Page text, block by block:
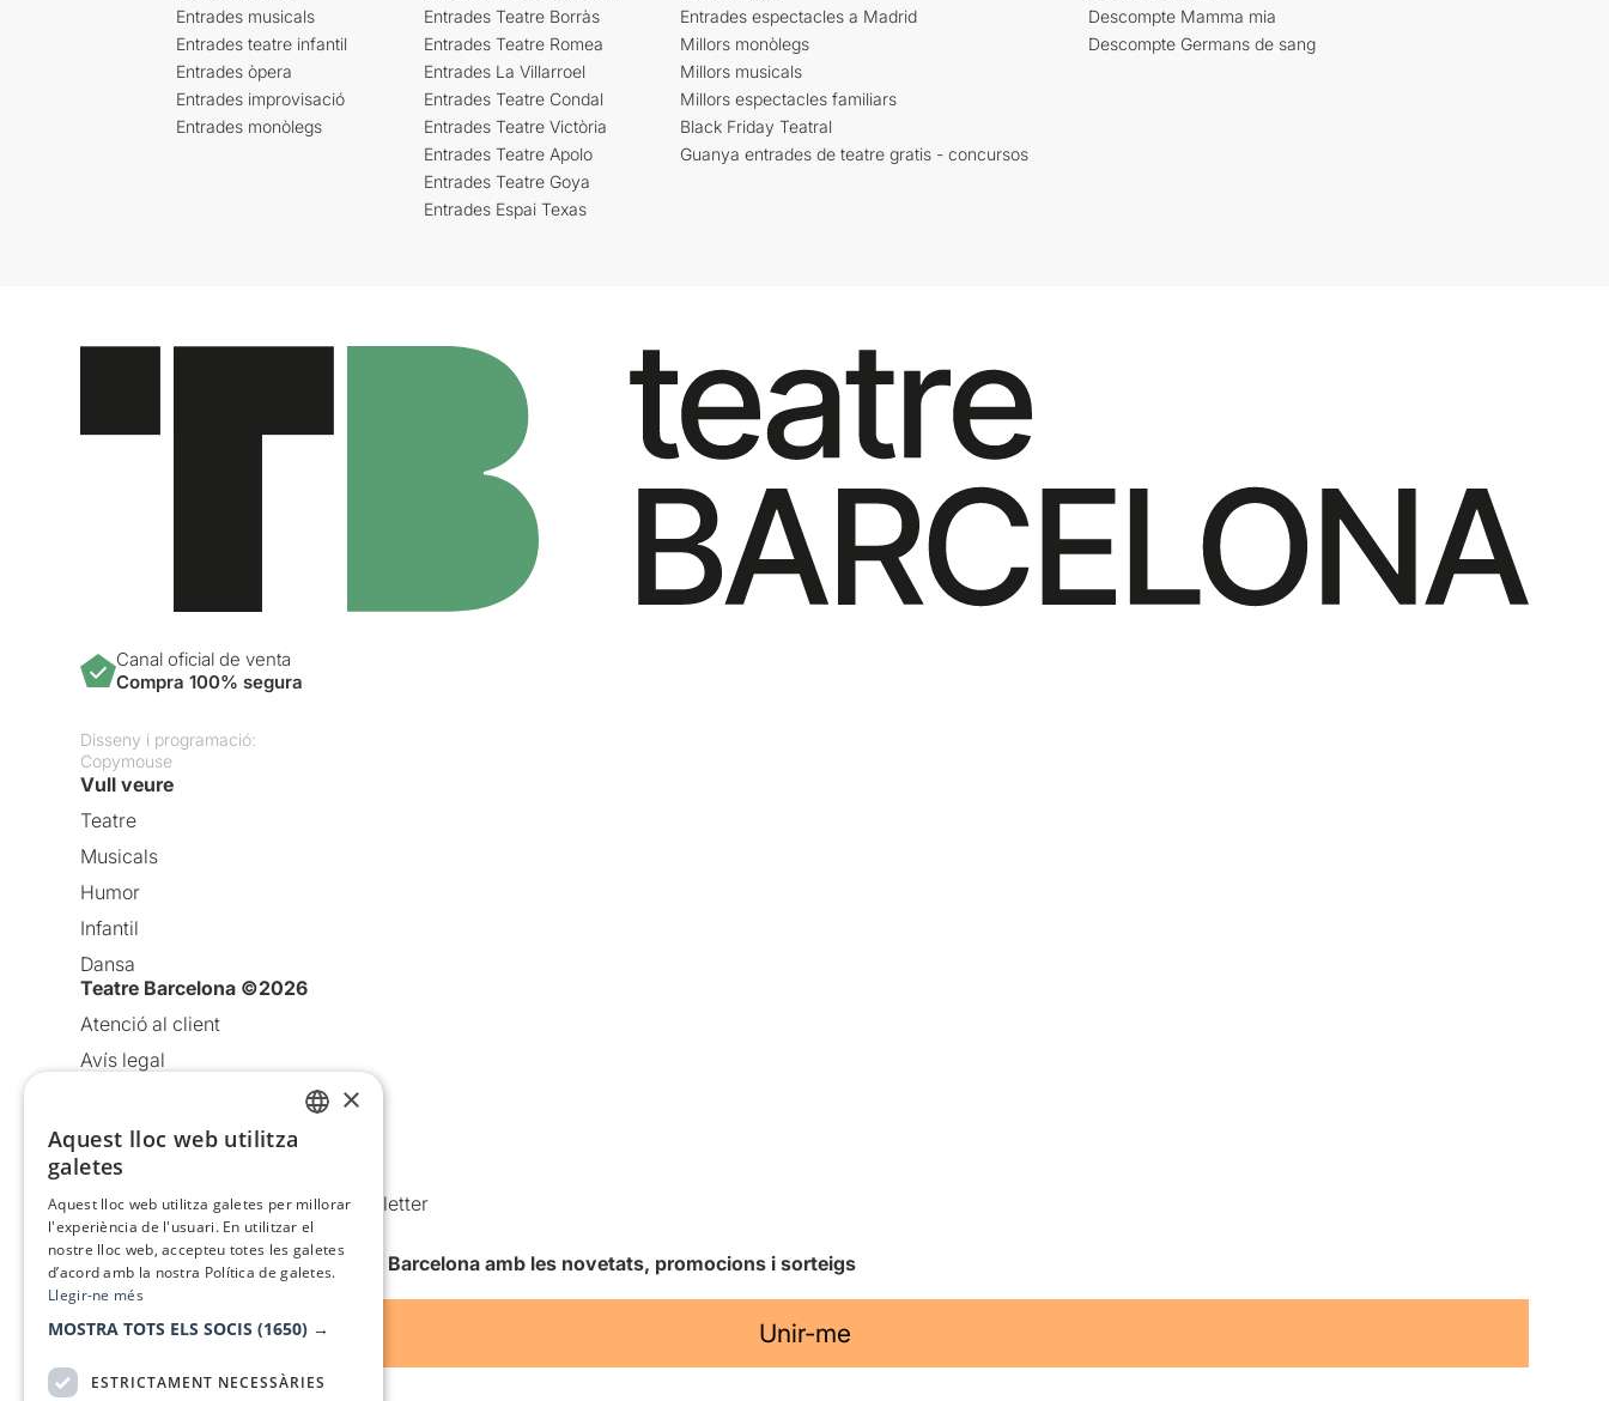
Entrades musicals
Entrades teatre infantil
Entrades òpera
Entrades improvisació
Entrades monòlegs
Entrades Teatre Borràs
Entrades Teatre Romea
Entrades La Villarroel
Entrades Teatre Condal
Entrades Teatre Victòria
Entrades Teatre Apolo
Entrades Teatre Goya
Entrades Espai Texas
Entrades espectacles a Madrid
Millors monòlegs
Millors musicals
Millors espectacles familiars
Black Friday Teatral
Guanya entrades de teatre gratis - concursos
Descompte Mamma mia
Descompte Germans de sang
Canal oficial de venta
Compra 100% segura
Disseny i programació:
Copymouse
Vull veure
Teatre
Musicals
Humor
Infantil
Dansa
Teatre Barcelona ©2026
Atenció al client
Avís legal
Política de cookies
Condicions d’ús
Comunicacions comercials i Newsletter
Anuncia’t
Vull rebre la newsletter de Teatre Barcelona amb les novetats, promocions i sorteigs
Unir-me
×
Aquest lloc web utilitza
galetes
Aquest lloc web utilitza galetes per millorar
l'experiència de l'usuari. En utilitzar el
nostre lloc web, accepteu totes les galetes
d’acord amb la nostra Política de galetes.
Llegir-ne més
MOSTRA TOTS ELS SOCIS (1650) →
ESTRICTAMENT NECESSÀRIES